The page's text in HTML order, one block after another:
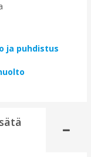
ja puhdistus